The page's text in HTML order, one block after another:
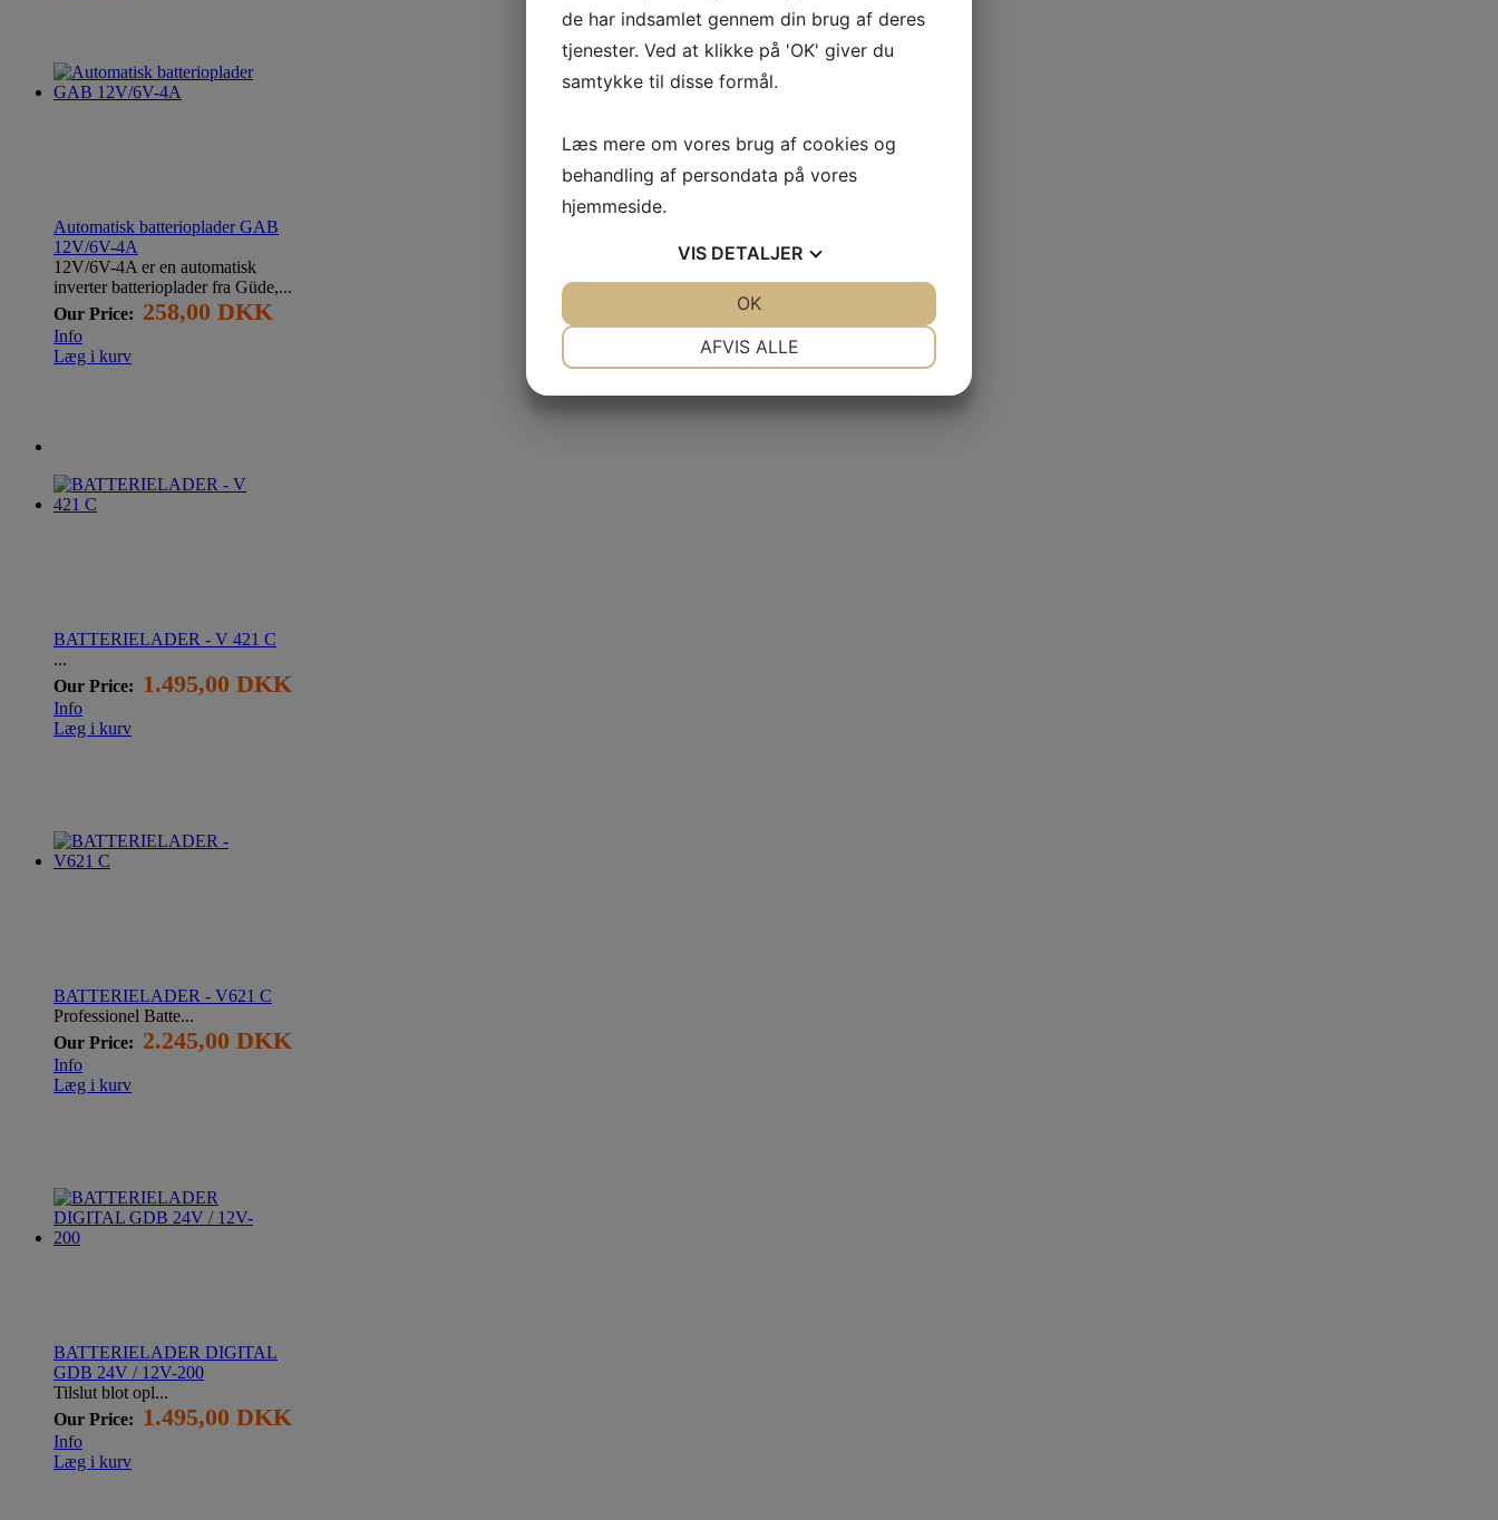
Automatisk batterioplader GAB
12V/6V-4A
12V/6V-4A er en automatisk
inverter batterioplader fra Güde,...
Our Price: 258,00 DKK
Info
Læg i kurv
BATTERIELADER - V 421 C
...
Our Price: 1.495,00 DKK
Info
Læg i kurv
BATTERIELADER - V621 C
Professionel Batte...
Our Price: 2.245,00 DKK
Info
Læg i kurv
BATTERIELADER DIGITAL
GDB 24V / 12V-200
Tilslut blot opl...
Our Price: 1.495,00 DKK
Info
Læg i kurv
de har indsamlet gennem din brug af deres
tjenester. Ved at klikke på 'OK' giver du
samtykke til disse formål.
Læs mere om vores brug af cookies og
behandling af persondata på vores
hjemmeside.
VIS DETALJER
AFVIS ALLE
OK